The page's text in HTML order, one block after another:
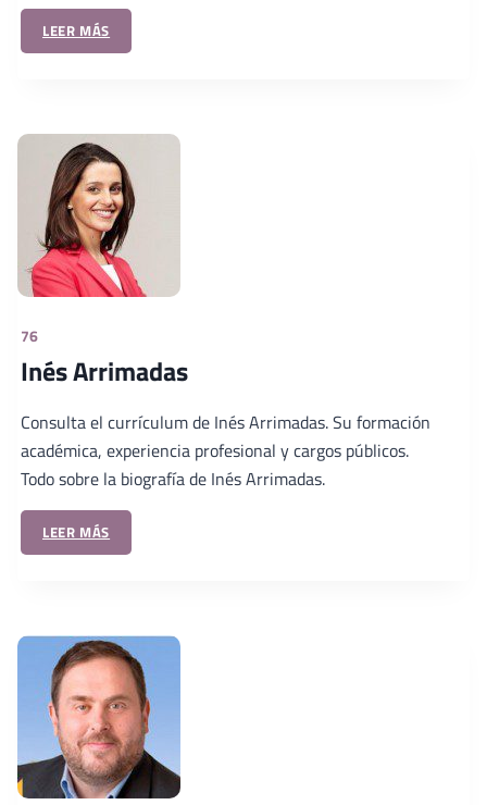
LEER MÁS
76
Inés Arrimadas
Consulta el currículum de Inés Arrimadas. Su formación
académica, experiencia profesional y cargos públicos.
Todo sobre la biografía de Inés Arrimadas.
LEER MÁS